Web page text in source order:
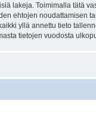
lakeja. Toimimalla tätä
ehtojen noudattamisen
yllä annettu tieto
tietojen vuodosta